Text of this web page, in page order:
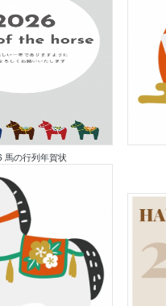
馬の行列年賀状